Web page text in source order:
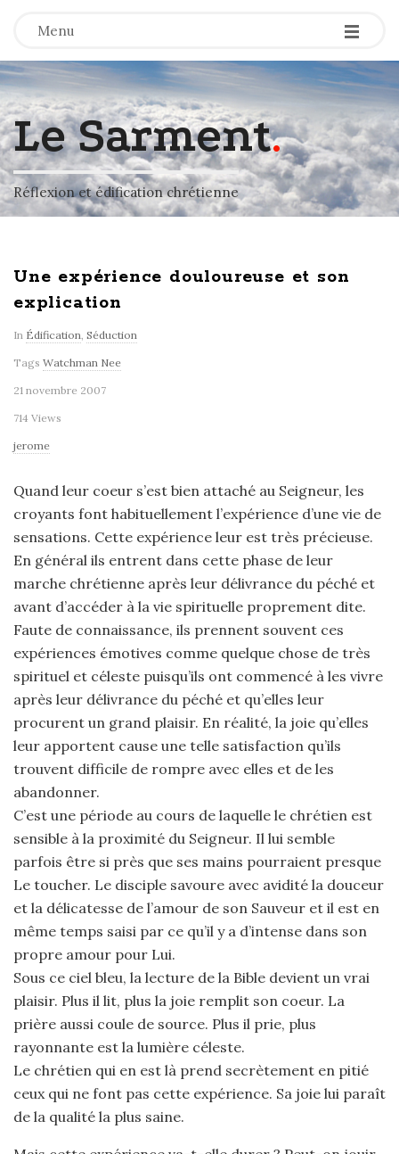
Menu -
-
-
Le Sarment.
Réflexion et édification chrétienne
Une expérience douloureuse et son
explication
In Édification, Séduction
Tags Watchman Nee
21 novembre 2007
714 Views
jerome
Quand leur coeur s’est bien attaché au Seigneur, les
croyants font habituellement l’expérience d’une vie de
sensations. Cette expérience leur est très précieuse.
En général ils entrent dans cette phase de leur
marche chrétienne après leur délivrance du péché et
avant d’accéder à la vie spirituelle proprement dite.
Faute de connaissance, ils prennent souvent ces
expériences émotives comme quelque chose de très
spirituel et céleste puisqu’ils ont commencé à les vivre
après leur délivrance du péché et qu’elles leur
procurent un grand plaisir. En réalité, la joie qu’elles
leur apportent cause une telle satisfaction qu’ils
trouvent difficile de rompre avec elles et de les
abandonner.
C’est une période au cours de laquelle le chrétien est
sensible à la proximité du Seigneur. Il lui semble
parfois être si près que ses mains pourraient presque
Le toucher. Le disciple savoure avec avidité la douceur
et la délicatesse de l’amour de son Sauveur et il est en
même temps saisi par ce qu’il y a d’intense dans son
propre amour pour Lui.
Sous ce ciel bleu, la lecture de la Bible devient un vrai
plaisir. Plus il lit, plus la joie remplit son coeur. La
prière aussi coule de source. Plus il prie, plus
rayonnante est la lumière céleste.
Le chrétien qui en est là prend secrètement en pitié
ceux qui ne font pas cette expérience. Sa joie lui paraît
de la qualité la plus saine.